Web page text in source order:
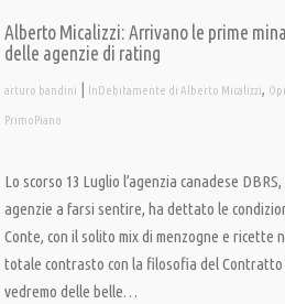
Alberto Micalizzi: Arrivano le prime
delle agenzie di rating
arturo bandini | InDebitamente di Alberto Micalizzi,
PrimoPiano
Lo scorso 13 Luglio l’agenzia canadese
agenzie a farsi sentire, ha dettato le
Conte, con il solito mix di menzogne e ricette
totale contrasto con la filosofia del Contratto
vedremo delle belle…